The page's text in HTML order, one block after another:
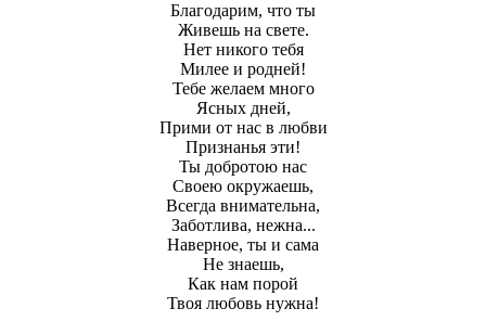
Благодарим, что ты
Живешь на свете.
Нет никого тебя
Милее и родней!
Тебе желаем много
Ясных дней,
Прими от нас в любви
Признанья эти!
Ты добротою нас
Своею окружаешь,
Всегда внимательна,
Заботлива, нежна...
Наверное, ты и сама
Не знаешь,
Как нам порой
Твоя любовь нужна!